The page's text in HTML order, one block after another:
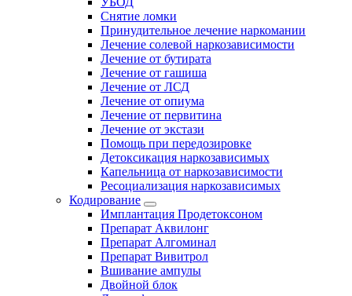
Снятие ломки
Принудительное лечение наркомании
Лечение солевой наркозависимости
Лечение от бутирата
Лечение от гашиша
Лечение от ЛСД
Лечение от опиума
Лечение от первитина
Лечение от экстази
Помощь при передозировке
Детоксикация наркозависимых
Капельница от наркозависимости
Ресоциализация наркозависимых
Кодирование
Имплантация Продетоксоном
Препарат Аквилонг
Препарат Алгоминал
Препарат Вивитрол
Вшивание ампулы
Двойной блок